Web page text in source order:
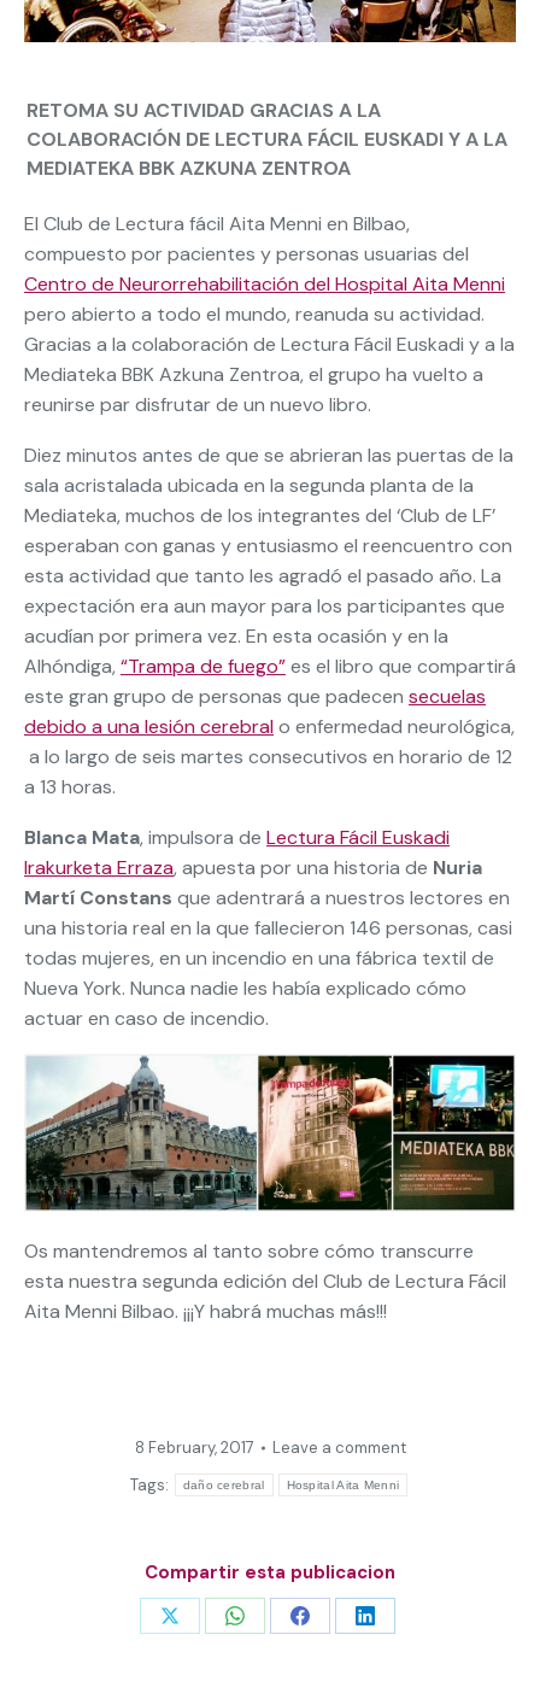
RETOMA SU ACTIVIDAD GRACIAS A LA
COLABORACIÓN DE LECTURA FÁCIL EUSKADI Y A LA
MEDIATEKA BBK AZKUNA ZENTROA
El Club de Lectura fácil Aita Menni en Bilbao,
compuesto por pacientes y personas usuarias del
Centro de Neurorrehabilitación del Hospital Aita Menni
pero abierto a todo el mundo, reanuda su actividad.
Gracias a la colaboración de Lectura Fácil Euskadi y a la
Mediateka BBK Azkuna Zentroa, el grupo ha vuelto a
reunirse par disfrutar de un nuevo libro.
Diez minutos antes de que se abrieran las puertas de la
sala acristalada ubicada en la segunda planta de la
Mediateka, muchos de los integrantes del ‘Club de LF’
esperaban con ganas y entusiasmo el reencuentro con
esta actividad que tanto les agradó el pasado año. La
expectación era aun mayor para los participantes que
acudían por primera vez. En esta ocasión y en la
Alhóndiga, “Trampa de fuego”es el libro que compartirá
este gran grupo de personas que padecen secuelas
debido a una lesión cerebral o enfermedad neurológica,
a lo largo de seis martes consecutivos en horario de 12
a 13 horas.
Blanca Mata, impulsora de Lectura Fácil Euskadi
Irakurketa Erraza, apuesta por una historia de Nuria
Martí Constans que adentrará a nuestros lectores en
una historia real en la que fallecieron 146 personas, casi
todas mujeres, en un incendio en una fábrica textil de
Nueva York. Nunca nadie les había explicado cómo
actuar en caso de incendio.
Os mantendremos al tanto sobre cómo transcurre
esta nuestra segunda edición del Club de Lectura Fácil
Aita Menni Bilbao. ¡¡¡Y habrá muchas más!!!
8 February, 2017
Leave a comment
Tags:
daño cerebral Hospital Aita Menni
Compartir esta publicacion
Share Share Share Share